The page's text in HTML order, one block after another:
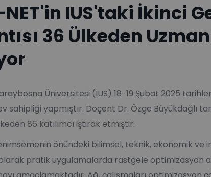
NET'in IUS'taki İkinci
36 Ülkeden
Üniversitesi (IUS) 18-19 Şubat 2025
sahipliği yapmıştır. Doçent Dr. Özge Büyükdağlı
86 katılımcı iştirak etmiştir.
önündeki bilimsel, teknik, ekonomik ve
pratik uygulamalarda rastgele optimizasyon